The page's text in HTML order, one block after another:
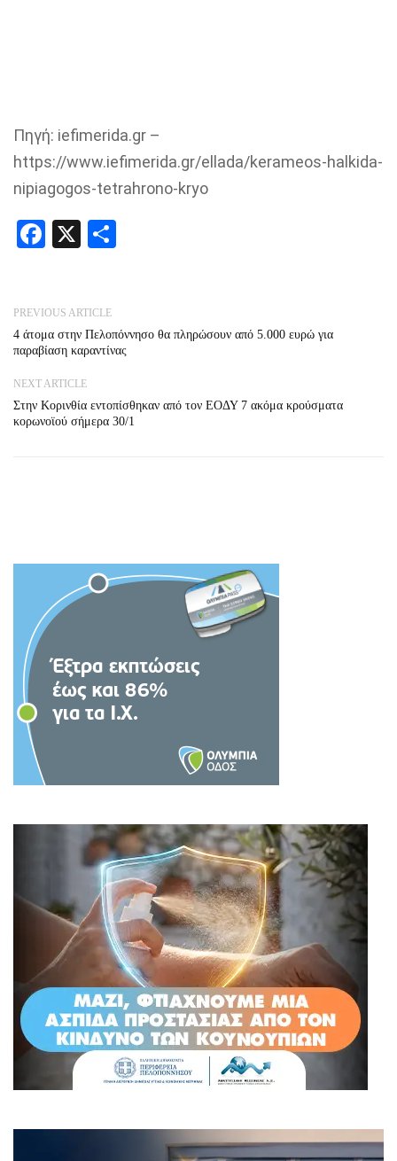
Πηγή: iefimerida.gr –
https://www.iefimerida.gr/ellada/kerameos-halkida-
nipiagogos-tetrahrono-kryo
Facebook
X
PREVIOUS ARTICLE
4 άτομα στην Πελοπόννησο θα πληρώσουν από 5.000 ευρώ για
παραβίαση καραντίνας
NEXT ARTICLE
Στην Κορινθία εντοπίσθηκαν από τον ΕΟΔΥ 7 ακόμα κρούσματα
κορωνοϊού σήμερα 30/1